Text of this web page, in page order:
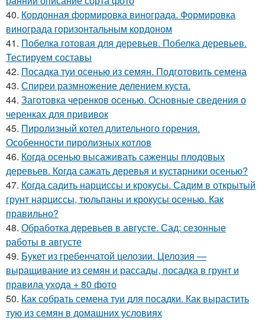
40. Кордонная формировка винограда. Формировка
винограда горизонтальным кордоном
41. Побелка готовая для деревьев. Побелка деревьев.
Тестируем составы
42. Посадка туи осенью из семян. Подготовить семена
43. Спиреи размножение делением куста.
44. Заготовка черенков осенью. Основные сведения о
черенках для прививок
45. Пиролизный котел длительного горения.
Особенности пиролизных котлов
46. Когда осенью высаживать саженцы плодовых
деревьев. Когда сажать деревья и кустарники осенью?
47. Когда садить нарциссы и крокусы. Садим в открытый
грунт нарциссы, тюльпаны и крокусы осенью. Как
правильно?
48. Обработка деревьев в августе. Сад: сезонные
работы в августе
49. Букет из гребенчатой целозии. Целозия —
выращивание из семян и рассады, посадка в грунт и
правила ухода + 80 фото
50. Как собрать семена туи для посадки. Как вырастить
тую из семян в домашних условиях